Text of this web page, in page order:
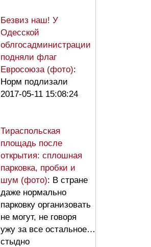
Безвиз наш! У
Одесской
облгосадминистрации
подняли флаг
Евросоюза (фото):
Норм подлизали
2017-05-11 15:08:24
Тираспольская
площадь после
открытия: сплошная
парковка, пробки и
шум (фото): В стране
даже нормально
парковку организовать
не могут, не говоря
ужу за все остальное…
стыдно